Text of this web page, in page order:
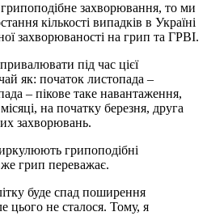
захворювання, то ми
кількості випадків в Україні
захворюваності на грип та ГРВІ.
під час цієї
як: початок листопада –
– пікове таке навантаження,
на початку березня, друга
захворювань.
грипоподібні
грип переважає.
буде спад поширення
цього не сталося. Тому, я